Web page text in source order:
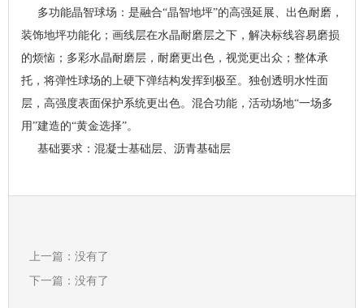
多功能晶智球场：是融合“晶智地坪”的高强延展、出色耐磨，
装饰地坪功能化；画线层在水晶耐磨层之下，解决标线容易磨损
的烦恼；多彩水晶耐磨层，耐磨更出色，视觉更出众；整体承
托，将弹性球场的上硬下弹结构发挥到极至。独创透明水性面
层，高强度表面保护系统更出色。混合功能，活动场地“一场多
用”建造的“黄金选择”。
基础要求：混凝士基础层、沥青基础层
上一篇：没有了
下一篇：没有了